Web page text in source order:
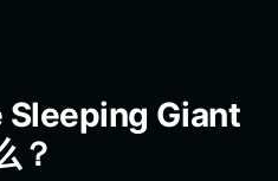
Sleeping Giant
？